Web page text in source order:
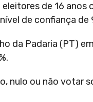
de 16 anos
de confiança de
da Padaria (PT)
nulo ou não votar